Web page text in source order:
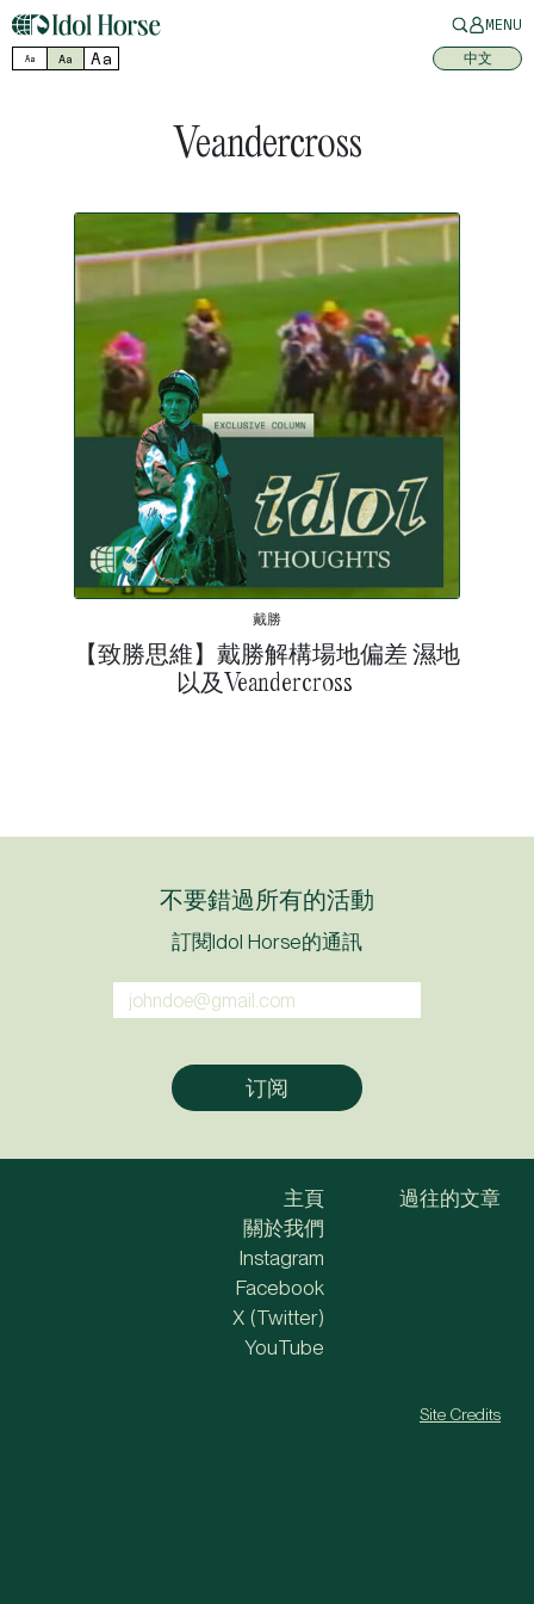
MENU
Aa Aa Aa 中文
Veandercross
戴勝
【致勝思維】戴勝解構場地偏差 濕地
以及Veandercross
不要錯過所有的活動
訂閱Idol Horse的通訊
主頁
關於我們
過往的文章
Instagram
Facebook
X (Twitter)
YouTube
Site Credits